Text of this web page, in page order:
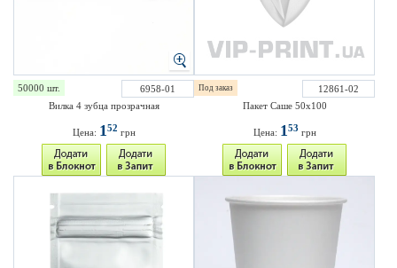
50000 шт.
6958-01
Вилка 4 зубца прозрачная
Цена: 152 грн
Под заказ
12861-02
Пакет Саше 50х100
Цена: 153 грн